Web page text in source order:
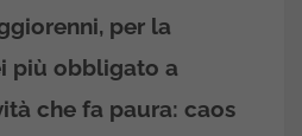
per la
più obbligato a
che fa paura: caos